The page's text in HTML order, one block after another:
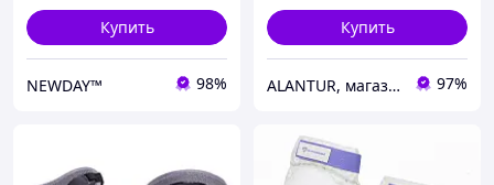
Купить
NEWDAY™ 98%
Купить
ALANTUR, магазин туристичного спорядження та велосипедів 97%